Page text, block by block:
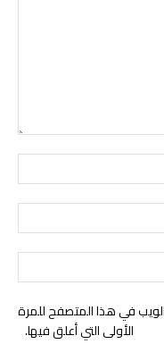
في هذا المتصفح للمرة
الأولى التي أعلق فيها.